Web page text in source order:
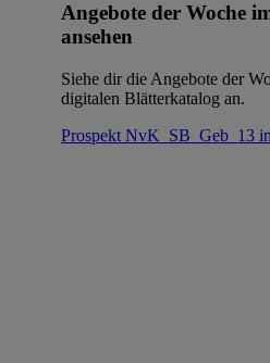
Angebote der Woche
ansehen
Siehe dir die Angebote der
digitalen Blätterkatalog an.
Prospekt NvK_SB_Geb_13